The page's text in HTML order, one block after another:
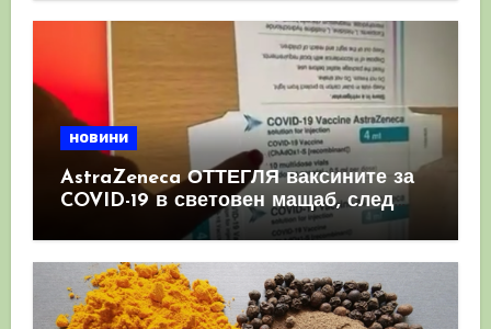
новини
AstraZeneca ОТТЕГЛЯ ваксините за
COVID-19 в световен мащаб, след
като призна, че те причиняват